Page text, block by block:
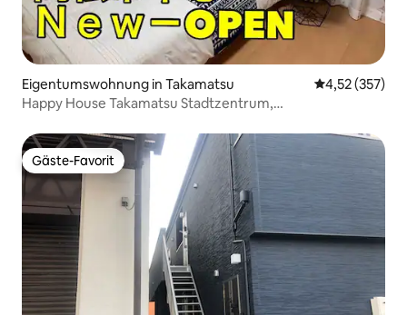
Eigentumswohnung in Takamatsu
4,52 (357)
Happy House Takamatsu Stadtzentrum,
Gäste-Favorit
Gäste-Favorit